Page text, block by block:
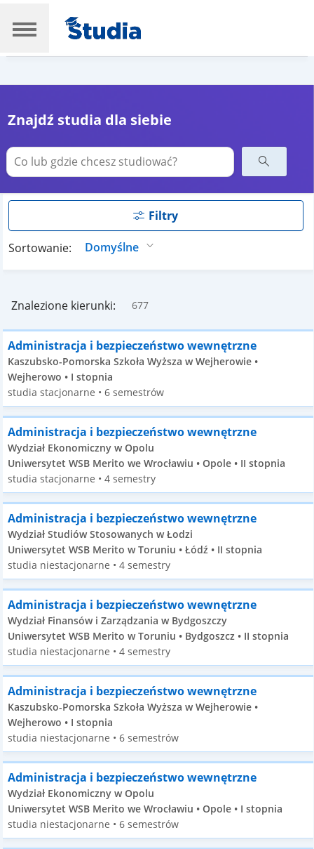
Znajdź studia dla siebie
Filtry
Sortowanie:
Znalezione kierunki: 677
Administracja i bezpieczeństwo wewnętrzne
Kaszubsko-Pomorska Szkoła Wyższa w Wejherowie •
Wejherowo • I stopnia
studia stacjonarne • 6 semestrów
Administracja i bezpieczeństwo wewnętrzne
Wydział Ekonomiczny w Opolu
Uniwersytet WSB Merito we Wrocławiu • Opole • II stopnia
studia stacjonarne • 4 semestry
Administracja i bezpieczeństwo wewnętrzne
Wydział Studiów Stosowanych w Łodzi
Uniwersytet WSB Merito w Toruniu • Łódź • II stopnia
studia niestacjonarne • 4 semestry
Administracja i bezpieczeństwo wewnętrzne
Wydział Finansów i Zarządzania w Bydgoszczy
Uniwersytet WSB Merito w Toruniu • Bydgoszcz • II stopnia
studia niestacjonarne • 4 semestry
Administracja i bezpieczeństwo wewnętrzne
Kaszubsko-Pomorska Szkoła Wyższa w Wejherowie •
Wejherowo • I stopnia
studia niestacjonarne • 6 semestrów
Administracja i bezpieczeństwo wewnętrzne
Wydział Ekonomiczny w Opolu
Uniwersytet WSB Merito we Wrocławiu • Opole • I stopnia
studia niestacjonarne • 6 semestrów